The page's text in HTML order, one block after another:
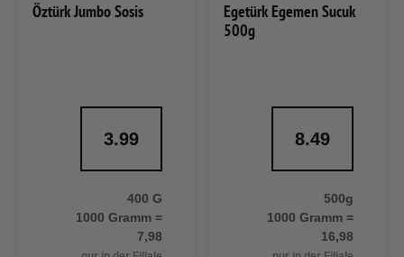
Öztürk Jumbo Sosis
3.99
400 G
1000 Gramm =
7,98
Egetürk Egemen Sucuk
500g
8.49
500g
1000 Gramm =
16,98